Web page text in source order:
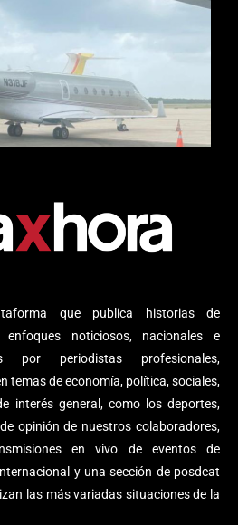
que publica historias de
enfoques noticiosos, nacionales e
por periodistas profesionales,
temas de economía, política, sociales,
interés general, como los deportes,
opinión de nuestros colaboradores,
en vivo de eventos de
y una sección de posdcat
las más variadas situaciones de la